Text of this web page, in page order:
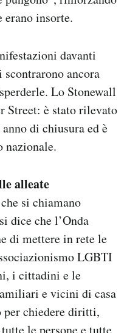
erano insorte.
davanti
ancora
Lo Stonewall
Street: è stato rilevato
di chiusura ed è
nazionale.
alleate
si chiamano
dice che l’Onda
di mettere in rete le
LGBTI
i cittadini e le
e vicini di casa
per chiedere diritti,
le persone e tutte